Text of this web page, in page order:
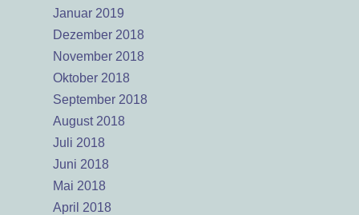
Januar 2019
Dezember 2018
November 2018
Oktober 2018
September 2018
August 2018
Juli 2018
Juni 2018
Mai 2018
April 2018